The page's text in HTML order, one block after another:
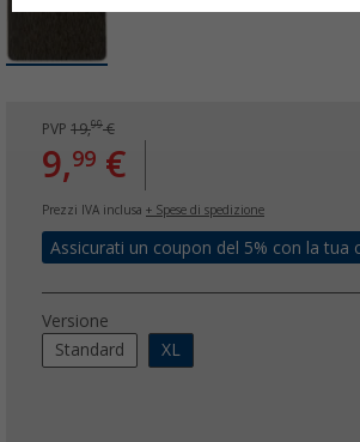
PVP 19,99€
9,99 €
Prezzi IVA inclusa + Spese di spedizione
Assicurati un coupon del 5% con la tua
Versione
Standard
XL